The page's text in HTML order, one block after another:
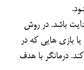
باشد. در روش
بازی هایی که در
درمانگر با هدف